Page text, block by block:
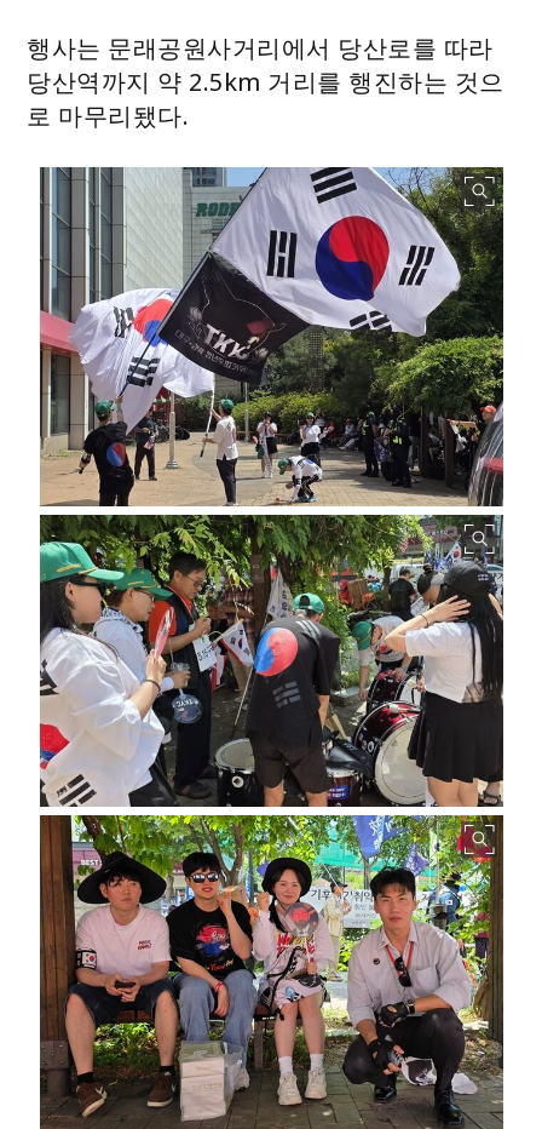
행사는 문래공원사거리에서 당산로를 따라
당산역까지 약 2.5km 거리를 행진하는 것으
로 마무리됐다.